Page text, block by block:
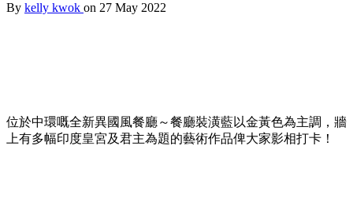
By kelly kwok on 27 May 2022
位於中環嘅全新異國風餐廳～餐廳裝潢藍以金黃色為主調，牆
上有多幅印度皇宮及君主為題的藝術作品俾大家影相打卡！